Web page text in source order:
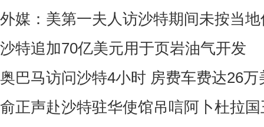
外媒：美第一夫人访沙特期间未按当
沙特追加70亿美元用于页岩油气开发
奥巴马访问沙特4小时 房费车费达26万
俞正声赴沙特驻华使馆吊唁阿卜杜拉